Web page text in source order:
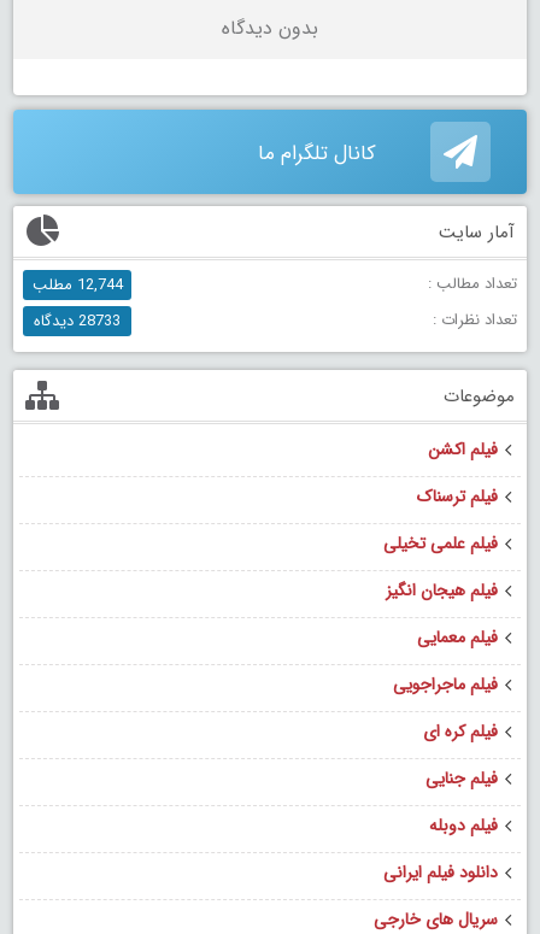
بدون دیدگاه
کانال تلگرام ما
آمار سایت
تعداد مطالب :
12,744 مطلب
تعداد نظرات :
28733 دیدگاه
موضوعات
فیلم اکشن
فیلم ترسناک
فیلم علمی تخیلی
فیلم هیجان انگیز
فیلم معمایی
فیلم ماجراجویی
فیلم کره ای
فیلم جنایی
فیلم دوبله
دانلود فیلم ایرانی
سریال های خارجی